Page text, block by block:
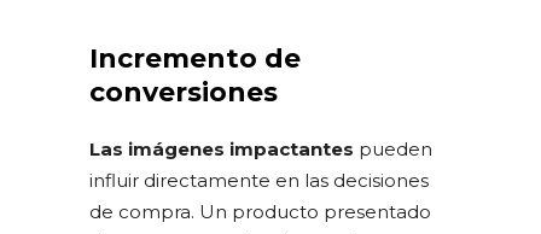
Incremento de
conversiones
Las imágenes impactantes pueden
influir directamente en las decisiones
de compra. Un producto presentado